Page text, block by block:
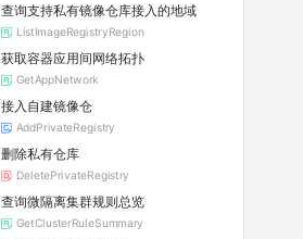
查询支持私有镜像仓库接入的地域
ListImageRegistryRegion
获取容器应用间网络拓扑
GetAppNetwork
接入自建镜像仓
AddPrivateRegistry
删除私有仓库
DeletePrivateRegistry
查询微隔离集群规则总览
GetClusterRuleSummary